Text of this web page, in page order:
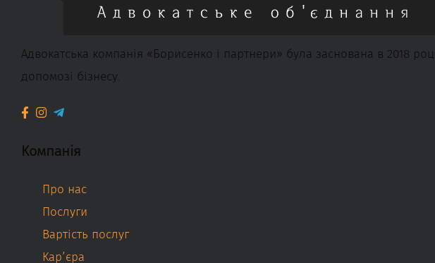
Адвокатська компанія «Борисенко і партнери» була заснована в 2018
допомозі бізнесу.
Компанія
Про нас
Послуги
Вартість послуг
Кар’єра